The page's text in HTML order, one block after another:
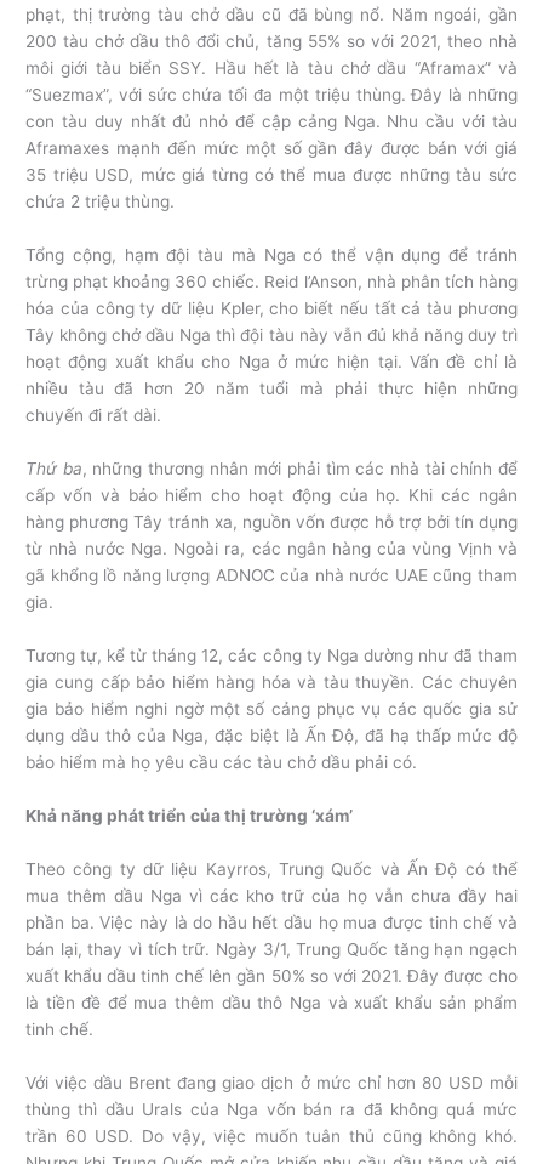
phạt, thị trường tàu chở dầu cũ đã bùng nổ. Năm ngoái, gần
200 tàu chở dầu thô đổi chủ, tăng 55% so với 2021, theo nhà
môi giới tàu biển SSY. Hầu hết là tàu chở dầu “Aframax” và
“Suezmax”, với sức chứa tối đa một triệu thùng. Đây là những
con tàu duy nhất đủ nhỏ để cập cảng Nga. Nhu cầu với tàu
Aframaxes mạnh đến mức một số gần đây được bán với giá
35 triệu USD, mức giá từng có thể mua được những tàu sức
chứa 2 triệu thùng.
Tổng cộng, hạm đội tàu mà Nga có thể vận dụng để tránh
trừng phạt khoảng 360 chiếc. Reid l’Anson, nhà phân tích hàng
hóa của công ty dữ liệu Kpler, cho biết nếu tất cả tàu phương
Tây không chở dầu Nga thì đội tàu này vẫn đủ khả năng duy trì
hoạt động xuất khẩu cho Nga ở mức hiện tại. Vấn đề chỉ là
nhiều tàu đã hơn 20 năm tuổi mà phải thực hiện những
chuyến đi rất dài.
Thứ ba, những thương nhân mới phải tìm các nhà tài chính để
cấp vốn và bảo hiểm cho hoạt động của họ. Khi các ngân
hàng phương Tây tránh xa, nguồn vốn được hỗ trợ bởi tín dụng
từ nhà nước Nga. Ngoài ra, các ngân hàng của vùng Vịnh và
gã khổng lồ năng lượng ADNOC của nhà nước UAE cũng tham
gia.
Tương tự, kể từ tháng 12, các công ty Nga dường như đã tham
gia cung cấp bảo hiểm hàng hóa và tàu thuyền. Các chuyên
gia bảo hiểm nghi ngờ một số cảng phục vụ các quốc gia sử
dụng dầu thô của Nga, đặc biệt là Ấn Độ, đã hạ thấp mức độ
bảo hiểm mà họ yêu cầu các tàu chở dầu phải có.
Khả năng phát triển của thị trường ‘xám’
Theo công ty dữ liệu Kayrros, Trung Quốc và Ấn Độ có thể
mua thêm dầu Nga vì các kho trữ của họ vẫn chưa đầy hai
phần ba. Việc này là do hầu hết dầu họ mua được tinh chế và
bán lại, thay vì tích trữ. Ngày 3/1, Trung Quốc tăng hạn ngạch
xuất khẩu dầu tinh chế lên gần 50% so với 2021. Đây được cho
là tiền đề để mua thêm dầu thô Nga và xuất khẩu sản phẩm
tinh chế.
Với việc dầu Brent đang giao dịch ở mức chỉ hơn 80 USD mỗi
thùng thì dầu Urals của Nga vốn bán ra đã không quá mức
trần 60 USD. Do vậy, việc muốn tuân thủ cũng không khó.